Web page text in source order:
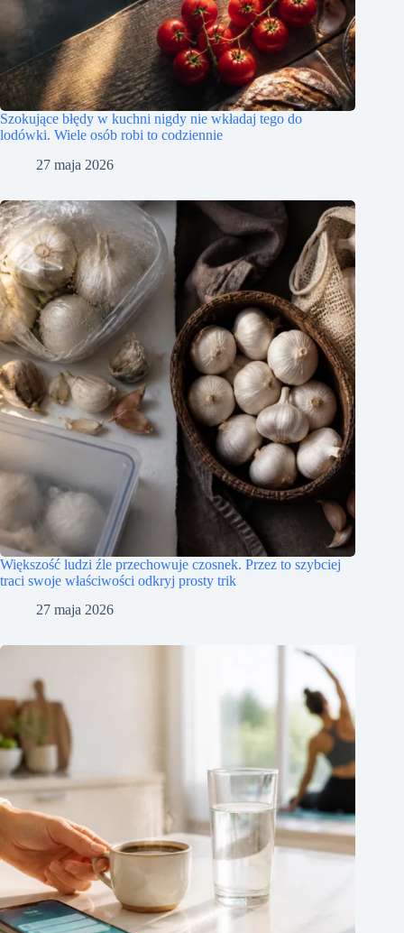
Szokujące błędy w kuchni nigdy nie wkładaj tego do
lodówki. Wiele osób robi to codziennie
27 maja 2026
Większość ludzi źle przechowuje czosnek. Przez to szybciej
traci swoje właściwości odkryj prosty trik
27 maja 2026